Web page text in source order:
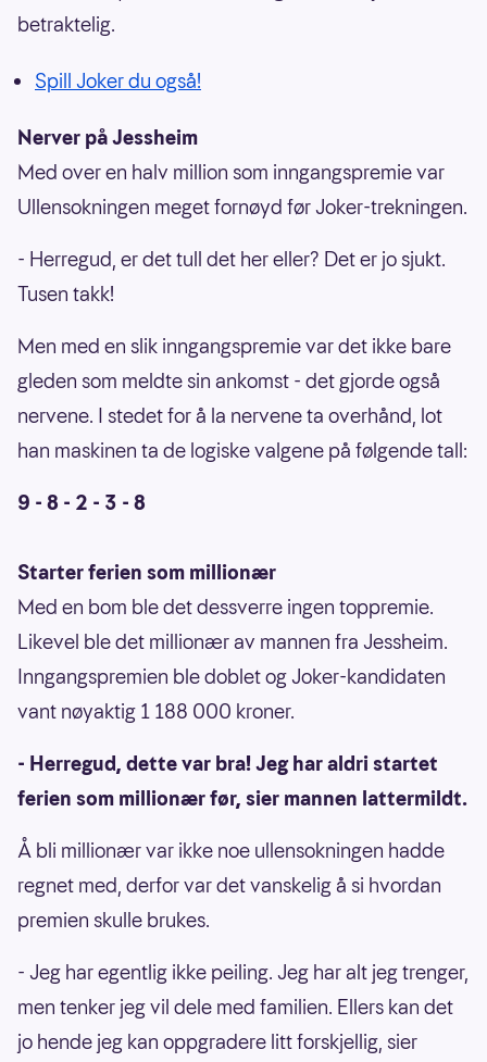
betraktelig.
Spill Joker du også!
Nerver på Jessheim
Med over en halv million som inngangspremie var
Ullensokningen meget fornøyd før Joker-trekningen.
- Herregud, er det tull det her eller? Det er jo sjukt.
Tusen takk!
Men med en slik inngangspremie var det ikke bare
gleden som meldte sin ankomst - det gjorde også
nervene. I stedet for å la nervene ta overhånd, lot
han maskinen ta de logiske valgene på følgende tall:
9 - 8 - 2 - 3 - 8
Starter ferien som millionær
Med en bom ble det dessverre ingen toppremie.
Likevel ble det millionær av mannen fra Jessheim.
Inngangspremien ble doblet og Joker-kandidaten
vant nøyaktig 1 188 000 kroner.
- Herregud, dette var bra! Jeg har aldri startet
ferien som millionær før, sier mannen lattermildt.
Å bli millionær var ikke noe ullensokningen hadde
regnet med, derfor var det vanskelig å si hvordan
premien skulle brukes.
- Jeg har egentlig ikke peiling. Jeg har alt jeg trenger,
men tenker jeg vil dele med familien. Ellers kan det
jo hende jeg kan oppgradere litt forskjellig, sier